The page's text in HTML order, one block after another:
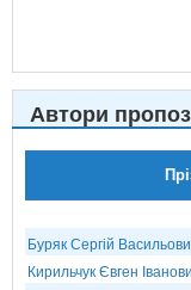
Автори
Буряк Сергій
Кирильчук Євген